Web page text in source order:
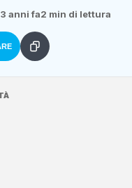
3 anni fa2 min di lettura